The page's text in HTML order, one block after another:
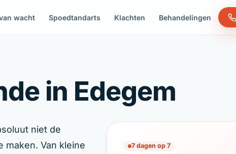
wacht Spoedtandarts Klachten Behandelingen
in Edegem
7 dagen op 7
niet de
maken. Van kleine